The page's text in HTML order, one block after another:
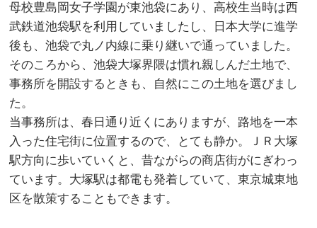
母校豊島岡女子学園が東池袋にあり、高校生当時は西
武鉄道池袋駅を利用していましたし、日本大学に進学
後も、池袋で丸ノ内線に乗り継いで通っていました。
そのころから、池袋大塚界隈は慣れ親しんだ土地で、
事務所を開設するときも、自然にこの土地を選びまし
た。
当事務所は、春日通り近くにありますが、路地を一本
入った住宅街に位置するので、とても静か。ＪＲ大塚
駅方向に歩いていくと、昔ながらの商店街がにぎわっ
ています。大塚駅は都電も発着していて、東京城東地
区を散策することもできます。